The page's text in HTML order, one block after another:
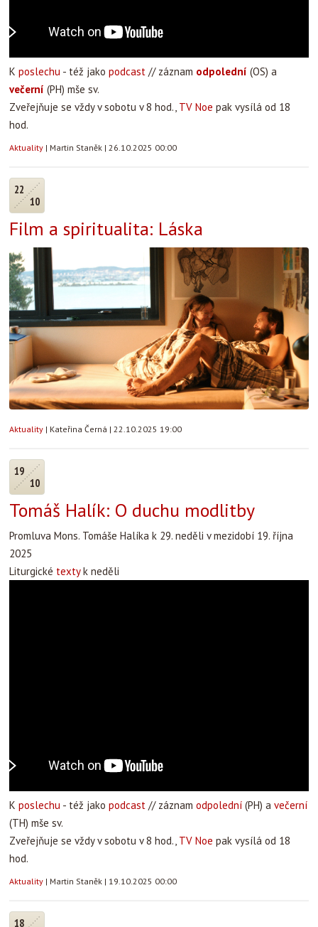
K poslechu - též jako podcast // záznam odpolední (OS) a
večerní (PH) mše sv.
Zveřejňuje se vždy v sobotu v 8 hod., TV Noe pak vysílá od 18
hod.
Aktuality | Martin Staněk | 26.10.2025 00:00
22
10
Film a spiritualita: Láska
Aktuality | Kateřina Černá | 22.10.2025 19:00
19
10
Tomáš Halík: O duchu modlitby
Promluva Mons. Tomáše Halíka k 29. neděli v mezidobí 19. října
2025
Liturgické textyk neděli
K poslechu - též jako podcast // záznam odpolední (PH) a večerní
(TH) mše sv.
Zveřejňuje se vždy v sobotu v 8 hod., TV Noe pak vysílá od 18
hod.
Aktuality | Martin Staněk | 19.10.2025 00:00
18